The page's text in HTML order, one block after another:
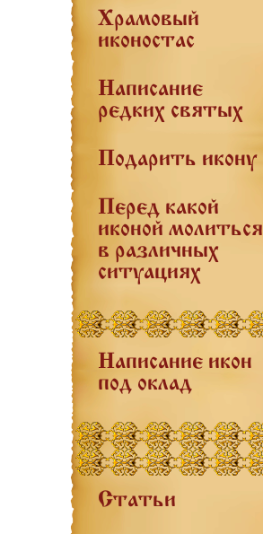
Храмовый
иконостас
Написание
редких святых
Подарить икону
Перед какой
иконой молиться
в различных
ситуациях
Написание икон
под оклад
Статьи